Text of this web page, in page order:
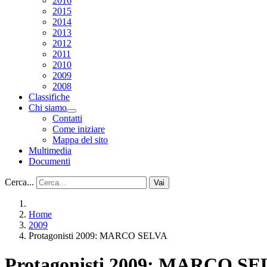
2015
2014
2013
2012
2011
2010
2009
2008
Classifiche
Chi siamo
Contatti
Come iniziare
Mappa del sito
Multimedia
Documenti
Cerca... Vai
Home
2009
Protagonisti 2009: MARCO SELVA